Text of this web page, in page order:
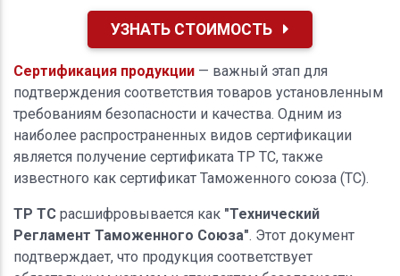
УЗНАТЬ СТОИМОСТЬ
Сертификация продукции — важный этап для
подтверждения соответствия товаров установленным
требованиям безопасности и качества. Одним из
наиболее распространенных видов сертификации
является получение сертификата ТР ТС, также
известного как сертификат Таможенного союза (ТС).
ТР ТС расшифровывается как "Технический
Регламент Таможенного Союза". Этот документ
подтверждает, что продукция соответствует